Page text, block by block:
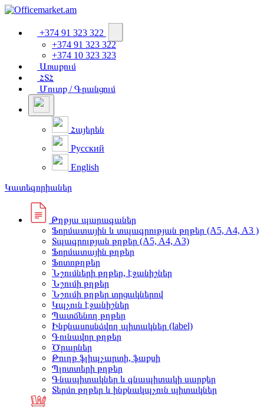
+374 91 323 322
+374 91 323 322
+374 10 323 323
Առաքում
ՀՏՀ
Մուտք / Գրանցում
Հայերեն
Русский
English
Կատեգորիաներ
Թղթյա պարագաներ
Ֆորմատային և տպագրության թղթեր (A5, A4, A3 )
Տպագրության թղթեր (A5, A4, A3)
Ֆորմատային թղթեր
Ֆոտոթղթեր
Նշումների թղթեր, էջանիշներ
Նշումի թղթեր
Նշումի թղթեր տրցակներով
Կպչուն էջանիշներ
Պատճենող թղթեր
Ինքնասոսնձվող պիտակներ (label)
Գունավոր թղթեր
Ծրարներ
Թուղթ ֆլիպչարտի, ֆաքսի
Պլոտտերի թղթեր
Գնապիտակներ և գնապիտակի սարքեր
Տերմո թղթեր և ինքնակպչուն պիտակներ